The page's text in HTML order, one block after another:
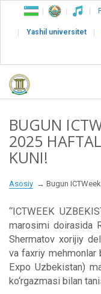
Yashil universitet
BUGUN
2025
KUNI!
Asosiy Bugun
“ICTWEEK
marosimi doirasida
Shermatov xorijiy
va faхriy mehmonlar
Expo Uzbekistan)
ko‘rgazmasi bilan